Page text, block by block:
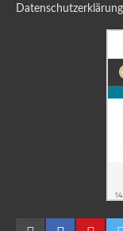
Datenschutzerklärung